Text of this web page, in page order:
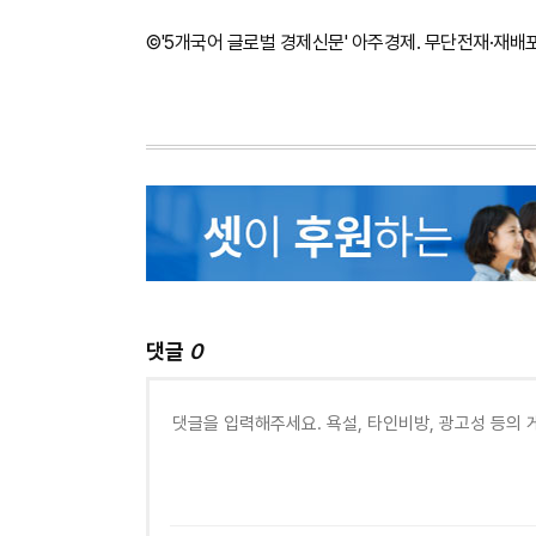
©'5개국어 글로벌 경제신문' 아주경제. 무단전재·재배
댓글 0